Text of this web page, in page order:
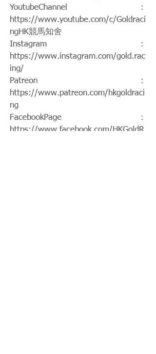
YoutubeChannel：
https://www.youtube.com/c/Goldraci
ngHK競馬知舍
Instagram：
https://www.instagram.com/gold.rac
ing/
Patreon：
https://www.patreon.com/hkgoldraci
ng
FacebookPage：
https://www.facebook.com/HKGoldR